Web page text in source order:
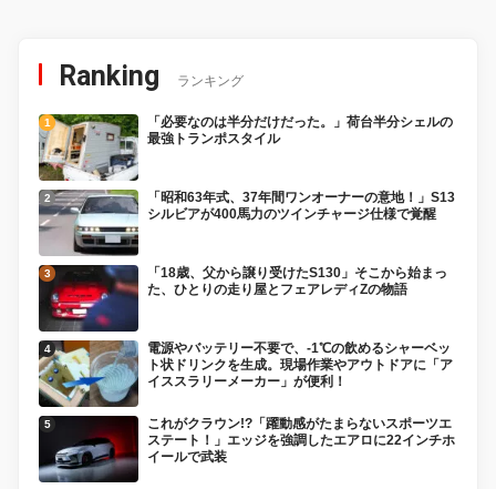
Ranking ランキング
「必要なのは半分だけだった。」荷台半分シェルの
最強トランポスタイル
「昭和63年式、37年間ワンオーナーの意地！」S13
シルビアが400馬力のツインチャージ仕様で覚醒
「18歳、父から譲り受けたS130」そこから始まっ
た、ひとりの走り屋とフェアレディZの物語
電源やバッテリー不要で、-1℃の飲めるシャーベッ
ト状ドリンクを生成。現場作業やアウトドアに「ア
イススラリーメーカー」が便利！
これがクラウン!?「躍動感がたまらないスポーツエ
ステート！」エッジを強調したエアロに22インチホ
イールで武装